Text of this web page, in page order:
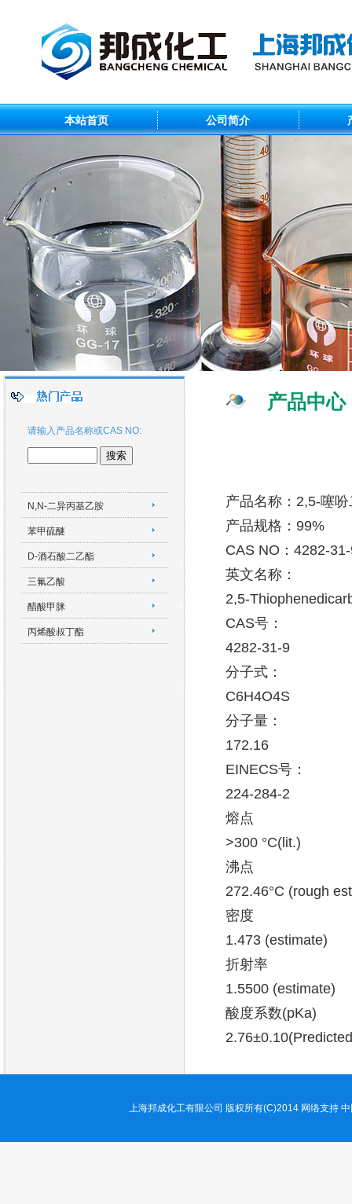
本站首页 公司简介
请输入产品名称或CAS NO:
N,N-二异丙基乙胺
苯甲硫醚
D-酒石酸二乙酯
三氟乙酸
醋酸甲脒
丙烯酸叔丁酯
产品中心
产品名称：2,5-噻
产品规格：99%
CAS NO：4282-
英文名称：
2,5-
CAS号：
4282-31-9
分子式：
C6H4O4S
分子量：
172.16
EINECS号：
224-284-2
熔点
>300 °C(lit.)
沸点
272.46°C (rough
密度
1.473 (estimate)
折射率
1.5500 (estimate)
酸度系数(pKa)
上海邦成化工有限公司 版权所有(C)2014 网络支持 中